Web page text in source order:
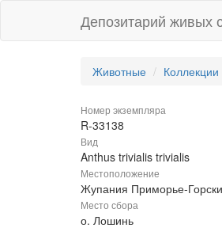
Депозитарий живых
Животные Коллекции
Номер экземпляра
R-33138
Вид
Anthus trivialis trivialis
Местоположение
Жупания Приморье-
Место сбора
о. Лошинь